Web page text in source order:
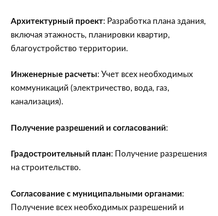
Архитектурный проект: Разработка плана здания,
включая этажность, планировки квартир,
благоустройство территории.
Инженерные расчеты: Учет всех необходимых
коммуникаций (электричество, вода, газ,
канализация).
Получение разрешений и согласований:
Градостроительный план: Получение разрешения
на строительство.
Согласование с муниципальными органами:
Получение всех необходимых разрешений и